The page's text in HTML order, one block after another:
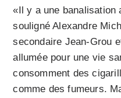
«Il y a une banalisation
souligné Alexandre
secondaire Jean-Grou
allumée pour une vie
consomment des
comme des fu­meurs.